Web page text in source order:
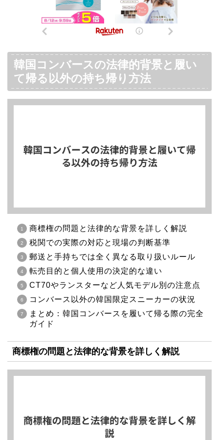
韓国コンバースの法律的背景と履い
て帰る以外の持ち帰り方法
商標権の問題と法律的な背景を詳しく解説
税関での実際の対応と現場の判断基準
郵送と手持ちでは全く異なる取り扱いルール
転売目的と個人使用の決定的な違い
CT70やランスターなど人気モデル別の注意点
コンバース以外の韓国限定スニーカーの状況
まとめ：韓国コンバースを履いて帰る際の完全
ガイド
商標権の問題と法律的な背景を詳しく解説